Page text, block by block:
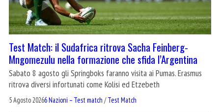
Test Match: il Sudafrica ritrova Sacha Feinberg-
Mngomezulu nella formazione che sfida l’Argentina
Sabato 8 agosto gli Springboks faranno visita ai Pumas. Erasmus
ritrova diversi infortunati come Kolisi ed Etzebeth
5 Agosto 20266 Nazioni – Test match /Test Match